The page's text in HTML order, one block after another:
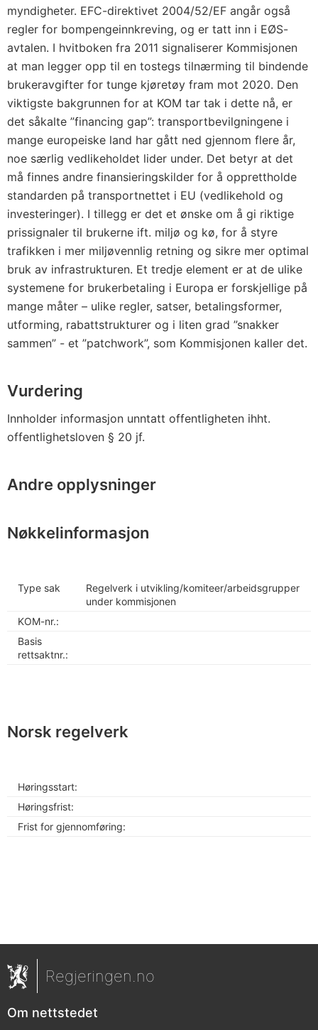
myndigheter. EFC-direktivet 2004/52/EF angår også
regler for bompengeinnkreving, og er tatt inn i EØS-
avtalen. I hvitboken fra 2011 signaliserer Kommisjonen
at man legger opp til en tostegs tilnærming til bindende
brukeravgifter for tunge kjøretøy fram mot 2020. Den
viktigste bakgrunnen for at KOM tar tak i dette nå, er
det såkalte ”financing gap”: transportbevilgningene i
mange europeiske land har gått ned gjennom flere år,
noe særlig vedlikeholdet lider under. Det betyr at det
må finnes andre finansieringskilder for å opprettholde
standarden på transportnettet i EU (vedlikehold og
investeringer). I tillegg er det et ønske om å gi riktige
prissignaler til brukerne ift. miljø og kø, for å styre
trafikken i mer miljøvennlig retning og sikre mer optimal
bruk av infrastrukturen. Et tredje element er at de ulike
systemene for brukerbetaling i Europa er forskjellige på
mange måter – ulike regler, satser, betalingsformer,
utforming, rabattstrukturer og i liten grad ”snakker
sammen” - et ”patchwork”, som Kommisjonen kaller det.
Vurdering
Innholder informasjon unntatt offentligheten ihht.
offentlighetsloven § 20 jf.
Andre opplysninger
Nøkkelinformasjon
Type sak
Regelverk i utvikling/komiteer/arbeidsgrupper
under kommisjonen
KOM-nr.:
Basis
rettsaktnr.:
Norsk regelverk
Høringsstart:
Høringsfrist:
Frist for gjennomføring:
Regjeringen.no
Om nettstedet